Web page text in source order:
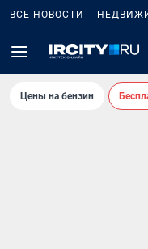
ВСЕ НОВОСТИ
Цены на бензин